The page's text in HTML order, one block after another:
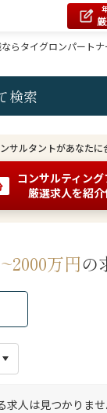
らタイグロンパートナ
検索
サルタントがあなたに
コンサルティン
厳選求人を紹
万円の
求人は見つかりませ